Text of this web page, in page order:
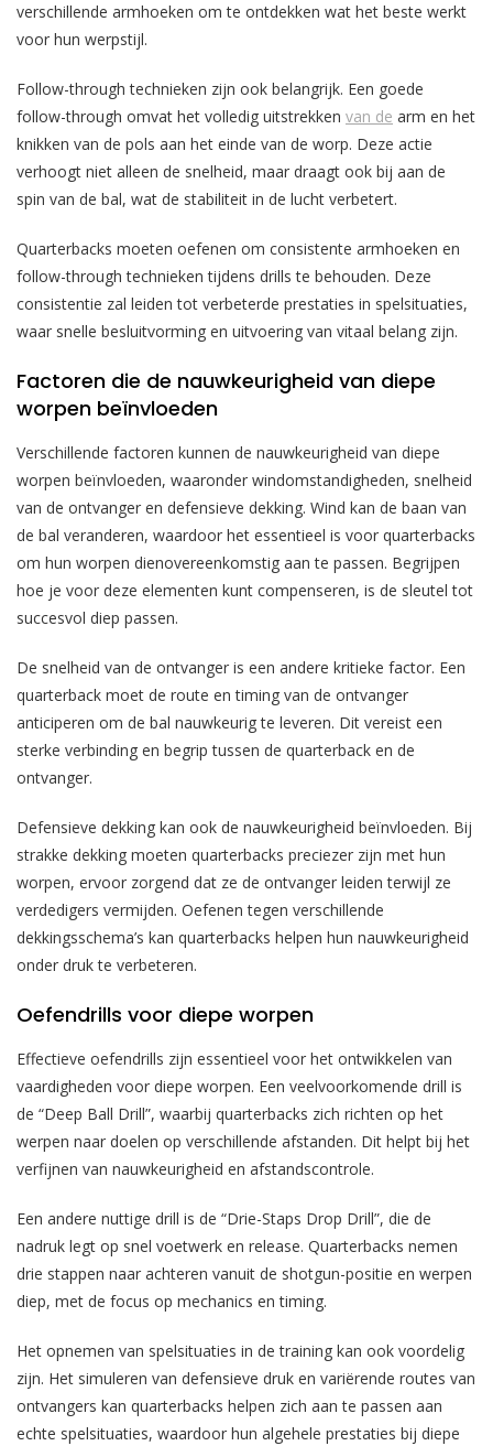
verschillende armhoeken om te ontdekken wat het beste werkt
voor hun werpstijl.
Follow-through technieken zijn ook belangrijk. Een goede
follow-through omvat het volledig uitstrekken van de arm en het
knikken van de pols aan het einde van de worp. Deze actie
verhoogt niet alleen de snelheid, maar draagt ook bij aan de
spin van de bal, wat de stabiliteit in de lucht verbetert.
Quarterbacks moeten oefenen om consistente armhoeken en
follow-through technieken tijdens drills te behouden. Deze
consistentie zal leiden tot verbeterde prestaties in spelsituaties,
waar snelle besluitvorming en uitvoering van vitaal belang zijn.
Factoren die de nauwkeurigheid van diepe
worpen beïnvloeden
Verschillende factoren kunnen de nauwkeurigheid van diepe
worpen beïnvloeden, waaronder windomstandigheden, snelheid
van de ontvanger en defensieve dekking. Wind kan de baan van
de bal veranderen, waardoor het essentieel is voor quarterbacks
om hun worpen dienovereenkomstig aan te passen. Begrijpen
hoe je voor deze elementen kunt compenseren, is de sleutel tot
succesvol diep passen.
De snelheid van de ontvanger is een andere kritieke factor. Een
quarterback moet de route en timing van de ontvanger
anticiperen om de bal nauwkeurig te leveren. Dit vereist een
sterke verbinding en begrip tussen de quarterback en de
ontvanger.
Defensieve dekking kan ook de nauwkeurigheid beïnvloeden. Bij
strakke dekking moeten quarterbacks preciezer zijn met hun
worpen, ervoor zorgend dat ze de ontvanger leiden terwijl ze
verdedigers vermijden. Oefenen tegen verschillende
dekkingsschema’s kan quarterbacks helpen hun nauwkeurigheid
onder druk te verbeteren.
Oefendrills voor diepe worpen
Effectieve oefendrills zijn essentieel voor het ontwikkelen van
vaardigheden voor diepe worpen. Een veelvoorkomende drill is
de “Deep Ball Drill”, waarbij quarterbacks zich richten op het
werpen naar doelen op verschillende afstanden. Dit helpt bij het
verfijnen van nauwkeurigheid en afstandscontrole.
Een andere nuttige drill is de “Drie-Staps Drop Drill”, die de
nadruk legt op snel voetwerk en release. Quarterbacks nemen
drie stappen naar achteren vanuit de shotgun-positie en werpen
diep, met de focus op mechanics en timing.
Het opnemen van spelsituaties in de training kan ook voordelig
zijn. Het simuleren van defensieve druk en variërende routes van
ontvangers kan quarterbacks helpen zich aan te passen aan
echte spelsituaties, waardoor hun algehele prestaties bij diepe